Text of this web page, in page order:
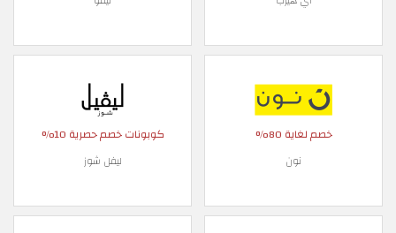
خصم لغاية 80%
نون
كوبونات خصم حصرية 10%
ليفل شوز